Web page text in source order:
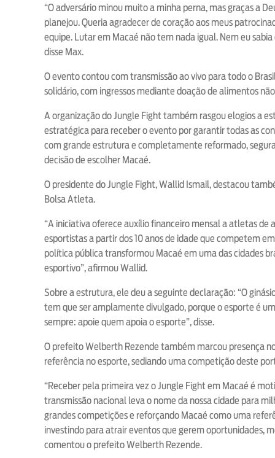
“O adversário minou muito a minha perna, mas graças a
planejou. Queria agradecer de coração aos meus
equipe. Lutar em Macaé não tem nada igual. Nem eu
disse Max.
O evento contou com transmissão ao vivo para todo o
solidário, com ingressos mediante doação de alimentos
A organização do Jungle Fight também rasgou elogios a
estratégica para receber o evento por garantir todas as
com grande estrutura e completamente reformado,
decisão de escolher Macaé.
O presidente do Jungle Fight, Wallid Ismail, destacou
Bolsa Atleta.
“A iniciativa oferece auxílio financeiro mensal a atletas
esportistas a partir dos 10 anos de idade que competem
política pública transformou Macaé em uma das cidades
esportivo”, afirmou Wallid.
Sobre a estrutura, ele deu a seguinte declaração: “O
tem que ser amplamente divulgado, porque o esporte é
sempre: apoie quem apoia o esporte”, disse.
O prefeito Welberth Rezende também marcou presença
referência no esporte, sediando uma competição deste
“Receber pela primeira vez o Jungle Fight em Macaé é
transmissão nacional leva o nome da nossa cidade para
grandes competições e reforçando Macaé como uma
investindo para atrair eventos que gerem oportunidades,
comentou o prefeito Welberth Rezende.